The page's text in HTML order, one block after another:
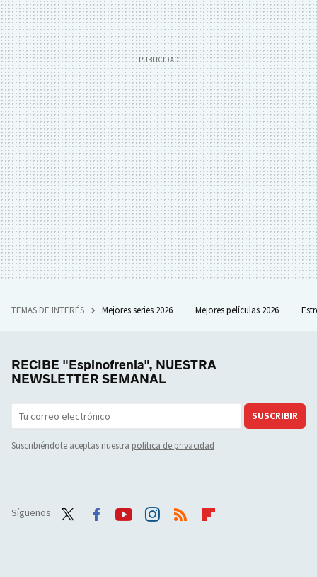
TEMAS DE INTERÉS Mejores series 2026 Mejores películas 2026
RECIBE "Espinofrenia", NUESTRA
NEWSLETTER SEMANAL
SUSCRIBIR
Suscribiéndote aceptas nuestra política de privacidad
Síguenos